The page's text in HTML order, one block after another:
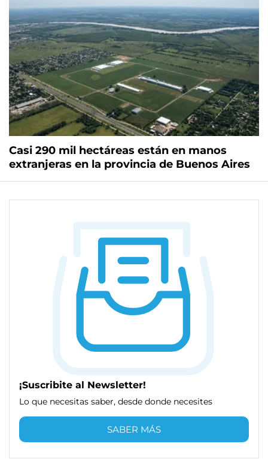
Casi 290 mil hectáreas están en manos
extranjeras en la provincia de Buenos Aires
¡Suscribite al Newsletter!
Lo que necesitas saber, desde donde necesites
SABER MÁS